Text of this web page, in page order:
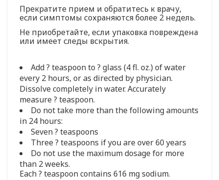
Прекратите прием и обратитесь к врачу,
если симптомы сохраняются более 2 недель.
Не приобретайте, если упаковка повреждена
или имеет следы вскрытия.
Add ? teaspoon to ? glass (4 fl. oz.) of water
every 2 hours, or as directed by physician.
Dissolve completely in water. Accurately
measure ? teaspoon.
Do not take more than the following amounts
in 24 hours:
Seven ? teaspoons
Three ? teaspoons if you are over 60 years
Do not use the maximum dosage for more
than 2 weeks.
Each ? teaspoon contains 616 mg sodium.